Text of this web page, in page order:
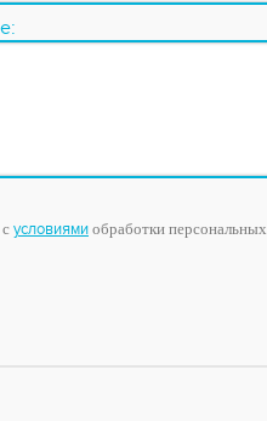
условиями обработки